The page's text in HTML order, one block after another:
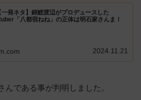
一発ネタ】錦鯉渡辺がプロデュースした
「八都宿ねね」の正体は明石家さんま！
2024.11.21
んである事が判明しました。